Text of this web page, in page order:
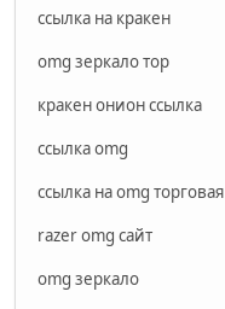
ссылка на кракен
omg зеркало тор
кракен онион ссылка
ссылка omg
ссылка на omg
razer omg сайт
omg зеркало